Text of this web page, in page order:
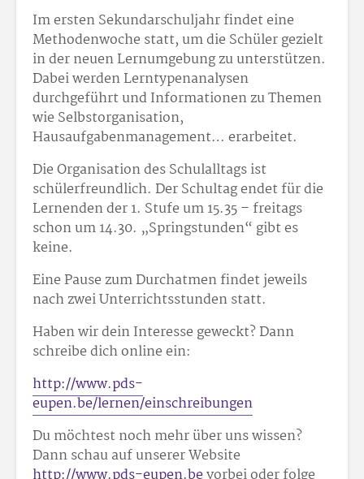
Im ersten Sekundarschuljahr findet eine
Methodenwoche statt, um die Schüler gezielt
in der neuen Lernumgebung zu unterstützen.
Dabei werden Lerntypenanalysen
durchgeführt und Informationen zu Themen
wie Selbstorganisation,
Hausaufgabenmanagement… erarbeitet.
Die Organisation des Schulalltags ist
schülerfreundlich. Der Schultag endet für die
Lernenden der 1. Stufe um 15.35 – freitags
schon um 14.30. „Springstunden“ gibt es
keine.
Eine Pause zum Durchatmen findet jeweils
nach zwei Unterrichtsstunden statt.
Haben wir dein Interesse geweckt? Dann
schreibe dich online ein:
http://www.pds-
eupen.be/lernen/einschreibungen
Du möchtest noch mehr über uns wissen?
Dann schau auf unserer Website